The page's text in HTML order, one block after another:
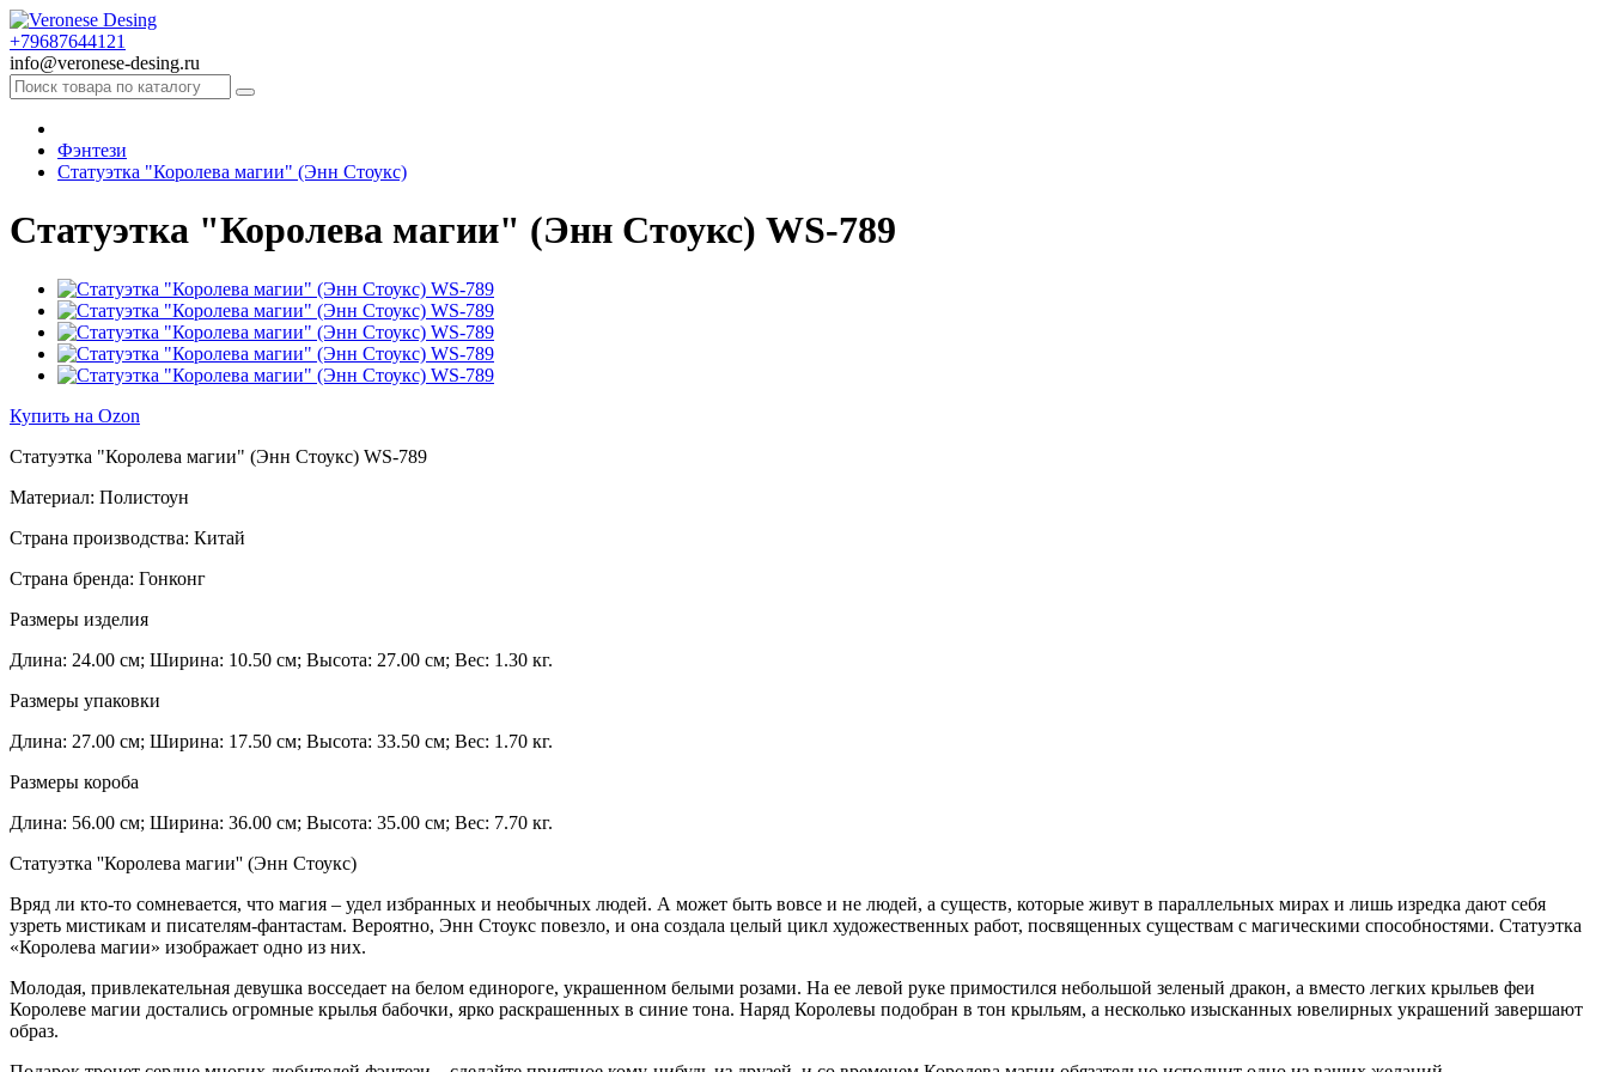
+79687644121
info@veronese-desing.ru
Фэнтези
Статуэтка "Королева магии" (Энн Стоукс)
Статуэтка "Королева магии" (Энн Стоукс) WS-789
Купить на Ozon
Статуэтка "Королева магии" (Энн Стоукс) WS-789
Материал: Полистоун
Страна производства: Китай
Страна бренда: Гонконг
Размеры изделия
Длина: 24.00 см; Ширина: 10.50 см; Высота: 27.00 см; Вес: 1.30 кг.
Размеры упаковки
Длина: 27.00 см; Ширина: 17.50 см; Высота: 33.50 см; Вес: 1.70 кг.
Размеры короба
Длина: 56.00 см; Ширина: 36.00 см; Высота: 35.00 см; Вес: 7.70 кг.
Статуэтка ''Королева магии'' (Энн Стоукс)
Вряд ли кто-то сомневается, что магия – удел избранных и необычных людей. А может быть вовсе и не людей, а существ, которые живут в параллельных мирах и лишь изредка дают себя
узреть мистикам и писателям-фантастам. Вероятно, Энн Стоукс повезло, и она создала целый цикл художественных работ, посвященных существам с магическими способностями. Статуэтка
«Королева магии» изображает одно из них.
Молодая, привлекательная девушка восседает на белом единороге, украшенном белыми розами. На ее левой руке примостился небольшой зеленый дракон, а вместо легких крыльев феи
Королеве магии достались огромные крылья бабочки, ярко раскрашенных в синие тона. Наряд Королевы подобран в тон крыльям, а несколько изысканных ювелирных украшений завершают
образ.